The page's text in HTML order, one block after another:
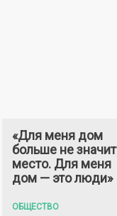
«Для меня дом
больше не значит
место. Для меня
дом — это люди»
ОБЩЕСТВО